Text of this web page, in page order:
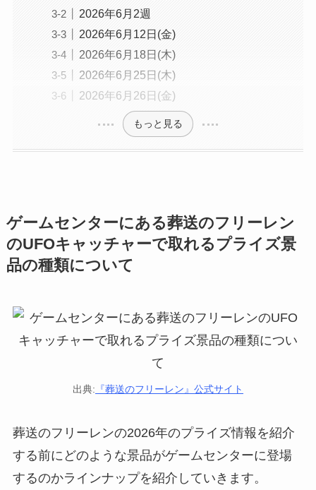
2026年6月2週
2026年6月12日(金)
2026年6月18日(木)
2026年6月25日(木)
2026年6月26日(金)
もっと見る
ゲームセンターにある葬送のフリーレン
のUFOキャッチャーで取れるプライズ景
品の種類について
出典: 『葬送のフリーレン』公式サイト
葬送のフリーレンの2026年のプライズ情報を紹介
する前にどのような景品がゲームセンターに登場
するのかラインナップを紹介していきます。